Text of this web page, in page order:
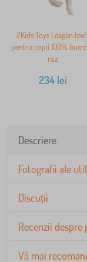
2Kids Toys Leagăn
pentru copii 100%
roz
234 lei
Descriere
Fotografii ale
Discuții
Recenzii despre
Vă mai